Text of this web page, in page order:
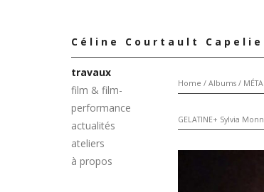
Céline Courtault
travaux
film & film-
performance
actualités
ateliers
à propos
Home / Albums/
GELATINE+ Sylvia